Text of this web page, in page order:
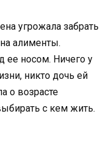
угрожала забрать
алименты.
ее носом. Ничего у
никто дочь ей
о возрасте
с кем жить.